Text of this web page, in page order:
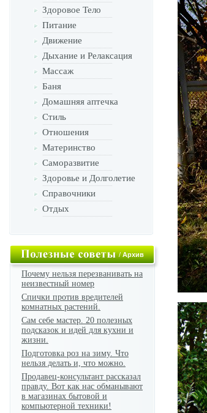
Здоровое Тело
Питание
Движение
Дыхание и Релаксация
Массаж
Баня
Домашняя аптечка
Стиль
Отношения
Материнство
Саморазвитие
Здоровье и Долголетие
Справочники
Отдых
/Архив
Почему нельзя перезванивать на
неизвестный номер
Спички против вредителей
комнатных растений.
Сам себе мастер. 20 полезных
подсказок и идей для кухни и
жизни.
Подготовка роз на зиму. Что
нельзя делать и, что можно.
Продавец-консультант рассказал
правду. Вот как нас обманывают
в магазинах бытовой и
компьютерной техники!